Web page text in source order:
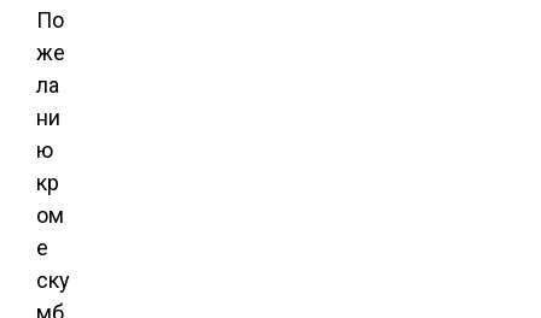
По
же
ла
ни
ю
кр
ом
е
ску
мб